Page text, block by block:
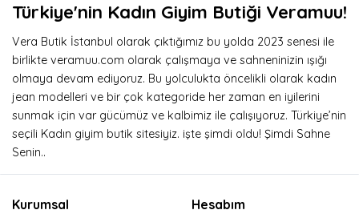
Türkiye'nin Kadın Giyim Butiği Veramuu!
Vera Butik İstanbul olarak çıktığımız bu yolda 2023 senesi ile
birlikte veramuu.com olarak çalışmaya ve sahneninizin ışığı
olmaya devam ediyoruz. Bu yolculukta öncelikli olarak kadın
jean modelleri ve bir çok kategoride her zaman en iyilerini
sunmak için var gücümüz ve kalbimiz ile çalışıyoruz. Türkiye’nin
seçili Kadın giyim butik sitesiyiz. işte şimdi oldu! Şimdi Sahne
Senin..
Kurumsal Hesabım